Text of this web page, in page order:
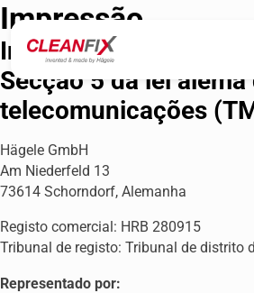
Impressão
Informação de acordo
Secção 5 da lei alemã
telecomunicações
Hägele GmbH
Am Niederfeld 13
73614 Schorndorf, Alemanha
Registo comercial: HRB 280915
Tribunal de registo: Tribunal de distrito
Representado por: